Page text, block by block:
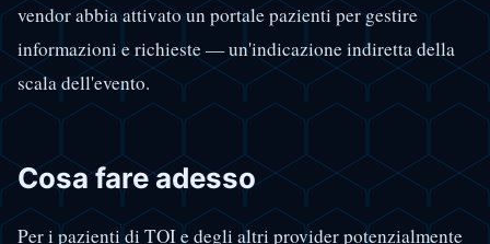
vendor abbia attivato un portale pazienti per gestire
informazioni e richieste — un'indicazione indiretta della
scala dell'evento.
Cosa fare adesso
Per i pazienti di TOI e degli altri provider potenzialmente